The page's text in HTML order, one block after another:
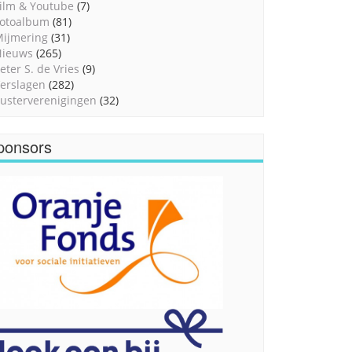
& Youtube (7)
(81)
(31)
(265)
S. de Vries (9)
(282)
(32)